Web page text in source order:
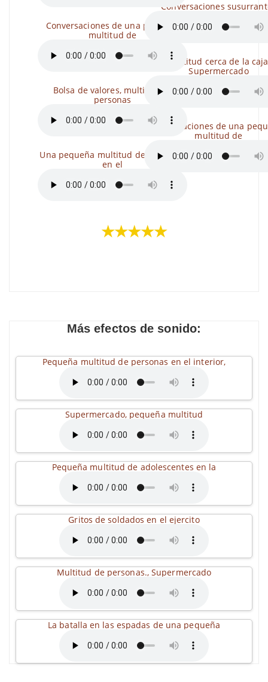
Conversaciones de una pequeña
multitud de
Bolsa de valores, multitud de
personas
Una pequeña multitud de personas
en el
Conversaciones
Multitud cerca de la
Supermercado
Exclamaciones de una
multitud de
★★★★★
Más efectos de sonido:
Pequeña multitud de personas en el interior,
Supermercado, pequeña multitud
Pequeña multitud de adolescentes en la
Gritos de soldados en el ejercito
Multitud de personas., Supermercado
La batalla en las espadas de una pequeña